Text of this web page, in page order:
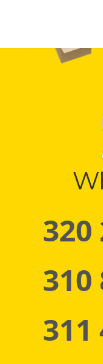
320
310
311